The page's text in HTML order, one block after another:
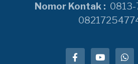
Nomor Kontak :